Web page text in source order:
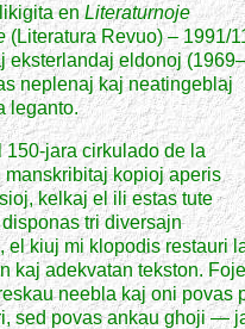
enLiteraturnoje
(Literatura Revuo) – 1991/
eksterlandaj eldonoj (1969–
neplenaj kaj neatingeblaj
leganto.
150-jara cirkulado de la
manskribitaj kopioj aperis
kelkaj el ili estas tute
tri diversajn
el kiuj mi klopodis restauri
kaj adekvatan tekston. Foje
neebla kaj oni povas
sed povas ankau ghoji —